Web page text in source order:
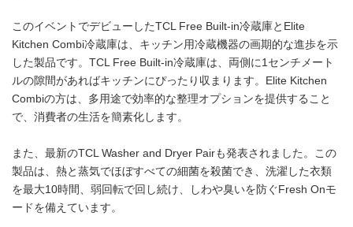
このイベントでデビューしたTCL Free Built-in冷蔵庫とElite
Kitchen Combi冷蔵庫は、キッチン用冷蔵機器の画期的な進歩を示
した製品です。TCL Free Built-in冷蔵庫は、両側に1センチメート
ルの隙間があればキッチンにぴったり収まります。Elite Kitchen
Combiの方は、多用途で効率的な整理オプションを提供すること
で、消費者の生活を簡素化します。
また、最新のTCL Washer and Dryer Pairも発表されました。この
製品は、熱と蒸気でほぼすべての細菌を殺菌でき、洗濯した衣類
を最大10時間、弱回転で回し続け、しわや臭いを防ぐFresh Onモ
ードを備えています。